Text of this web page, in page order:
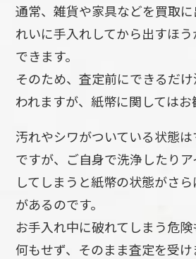
通常、雑貨や家具などを買取
れいに手入れしてから出すほ
できます。
そのため、査定前にできるだ
われますが、紙幣に関してはお
汚れやシワがついている状態
ですが、ご自身で洗浄したり
してしまうと紙幣の状態がさ
があるのです。
お手入れ中に破れてしまう危険
何もせず、そのまま査定を受け